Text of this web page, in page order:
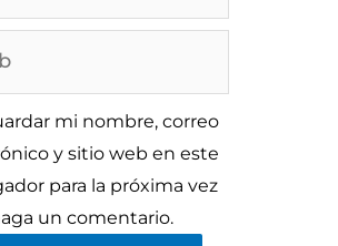
mi nombre, correo
y sitio web en este
para la próxima vez
un comentario.